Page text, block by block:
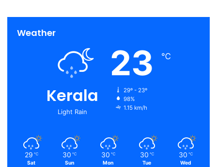
Weather
Kerala
Light Rain
23 ℃
29º - 23º
98%
1.15 km/h
29 ℃
Sat
30 ℃
Sun
30 ℃
Mon
30 ℃
Tue
30 ℃
Wed